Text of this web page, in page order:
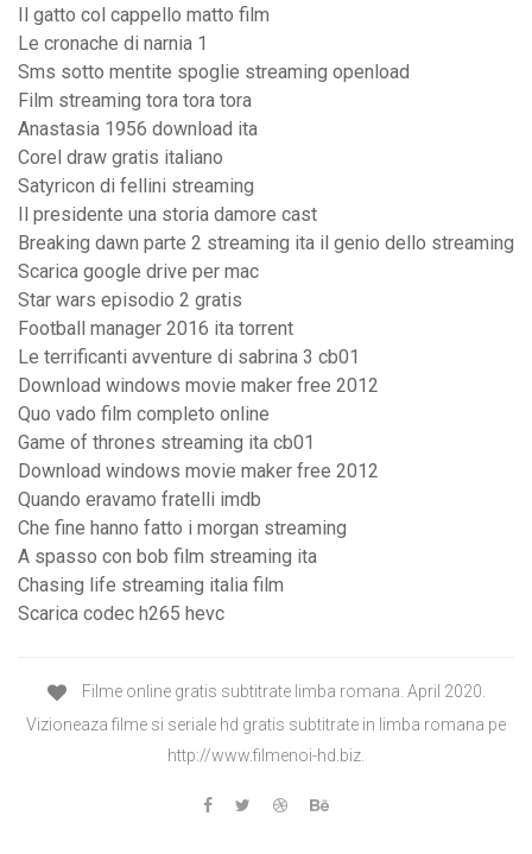
Il gatto col cappello matto film
Le cronache di narnia 1
Sms sotto mentite spoglie streaming openload
Film streaming tora tora tora
Anastasia 1956 download ita
Corel draw gratis italiano
Satyricon di fellini streaming
Il presidente una storia damore cast
Breaking dawn parte 2 streaming ita il genio dello streaming
Scarica google drive per mac
Star wars episodio 2 gratis
Football manager 2016 ita torrent
Le terrificanti avventure di sabrina 3 cb01
Download windows movie maker free 2012
Quo vado film completo online
Game of thrones streaming ita cb01
Download windows movie maker free 2012
Quando eravamo fratelli imdb
Che fine hanno fatto i morgan streaming
A spasso con bob film streaming ita
Chasing life streaming italia film
Scarica codec h265 hevc
Filme online gratis subtitrate limba romana. April 2020.
Vizioneaza filme si seriale hd gratis subtitrate in limba romana pe
http://www.filmenoi-hd.biz.